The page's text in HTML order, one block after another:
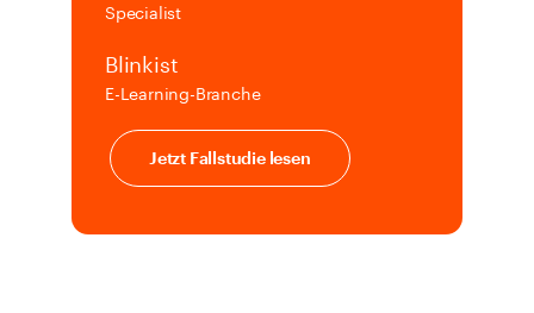
Specialist
Blinkist
E-Learning-Branche
Jetzt Fallstudie lesen